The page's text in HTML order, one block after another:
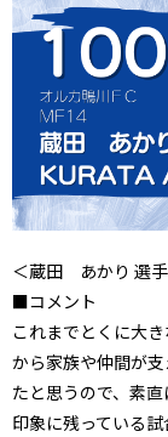
＜蔵田 あかり 選
■コメント
これまでとくに大
から家族や仲間が
たと思うので、素直
印象に残っている